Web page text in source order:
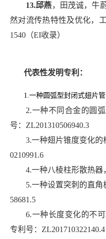
13.邱燕，田茂诚，牛
然对流传热特性及优化，
1540 （EI收录）
代表性发明专利：
1.一种圆弧型封闭式翅片管
2.一种不同合金的圆
号： ZL201310506940.3
3.一种翅片锥度变化的
0210991.6
4.一种八棱柱形散热器
5.一种设置突刺的直角
58681.5
6.一种长度变化的不
专利号： ZL201710322140.4